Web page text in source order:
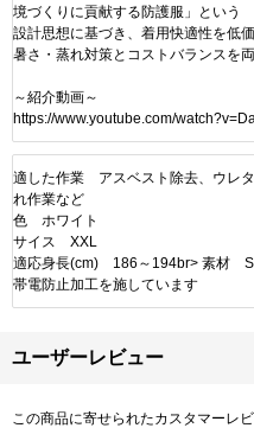
境づくりに貢献する防護服」という
設計思想に基づき、着用快適性を低
暑さ・蒸れ対策とコストバランスを
～紹介動画～
https://www.youtube.com/
適した作業 アスベスト除去、ウレ
れ作業など
色 ホワイト
サイス XXL
適応身長(cm) 186～194br> 素材
帯電防止加工を施しています
ユーザーレビュー
この商品に寄せられたカスタマーレ